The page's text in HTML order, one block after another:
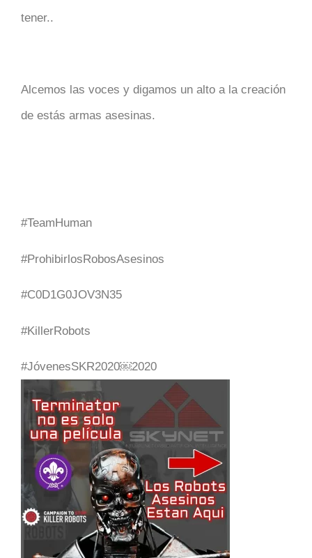
tener..
Alcemos las voces y digamos un alto a la creación
de estás armas asesinas.
#TeamHuman
#ProhibirlosRobosAsesinos
#C0D1G0JOV3N35
#KillerRobots
#JóvenesSKR2020￼2020